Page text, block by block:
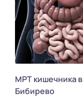
МРТ кишечника в
Бибирево